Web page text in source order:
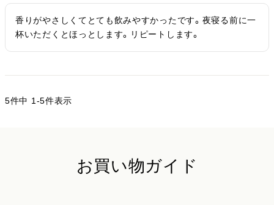
香りがやさしくてとても飲みやすかったです。夜寝る前に一
杯いただくとほっとします。リピートします。
5件中 1-5件表示
お買い物ガイド